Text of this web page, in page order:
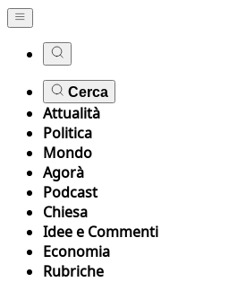
Cerca
Attualità
Politica
Mondo
Agorà
Podcast
Chiesa
Idee e Commenti
Economia
Rubriche